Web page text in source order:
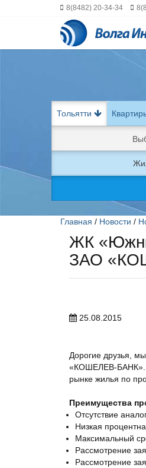
8(8482) 20-34-34
Тольятти
Главная / Новости /
ЖК
ЗАО
25.08.2015
Дорогие друзья,
«КОШЕЛЕВ-БАНК».
рынке жилья по
Преимущества
Отсутствие
Низкая
Максимальный
Рассмотрение
Рассмотрение